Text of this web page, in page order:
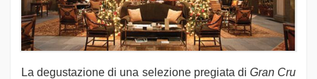
La degustazione di una selezione pregiata di Gran Cru